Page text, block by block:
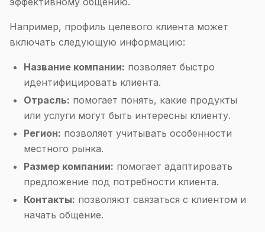
Например, профиль целевого клиента может
включать следующую информацию:
Название компании: позволяет быстро
идентифицировать клиента.
Отрасль: помогает понять, какие продукты
или услуги могут быть интересны клиенту.
Регион: позволяет учитывать особенности
местного рынка.
Размер компании: помогает адаптировать
предложение под потребности клиента.
Контакты: позволяют связаться с клиентом и
начать общение.